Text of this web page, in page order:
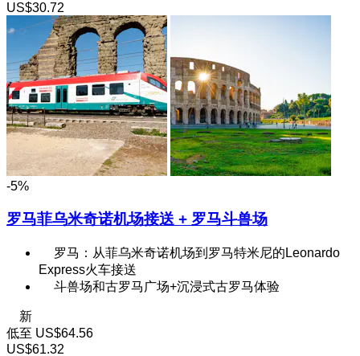
US$30.72
-5%
罗马菲乌米奇诺机场接送 + 罗马斗兽场
罗马：从菲乌米奇诺机场到罗马特米尼的Leonardo
Express火车接送
斗兽场和古罗马广场+沉浸式古罗马体验
新
低至 US$64.56
US$61.32